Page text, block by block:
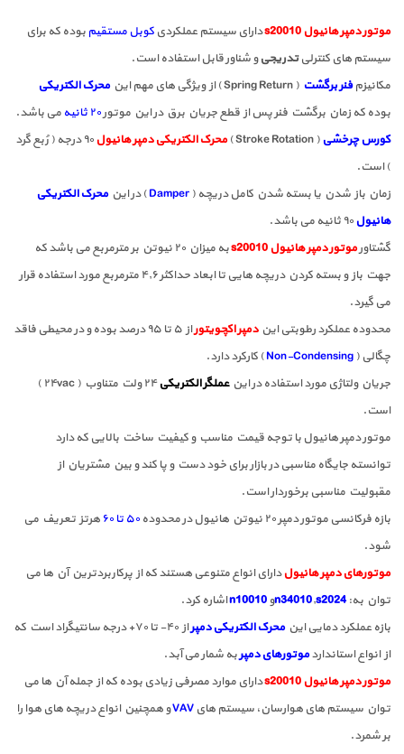
موتور دمپر هانیول s20010 دارای سیستم عملکردی کوبل مستقیم بوده که برای
سیستم های کنترلیتدریجیو شناور قابل استفاده است.
مکانیزمفنر برگشت ( Spring Return ) از ویژگی های مهم این
محرک الکتریکی
بوده که زمان برگشت فنر پس از قطع جریان برق در این موتور۲۰ ثانیه
می باشد.
کورس چرخشی ( Stroke Rotation ) محرک الکتریکی دمپر هانیول
۹۰ درجه ( رُبع گرد
) است.
زمان باز شدن یا بسته شدن کامل دریچه ( Damper) در اینمحرک الکتریکی
هانیول
گشتاورموتور دمپر هانیول s20010
به میزان ۲۰ نیوتن بر مترمربع می باشد که
جهت باز و بسته کردن دریچه هایی تا ابعاد حداکثر ۴٫۶ مترمربع مورد استفاده قرار
می گیرد.
محدوده عملکرد رطوبتی ایندمپر اکچویتور
از ۵ تا ۹۵ درصد بوده و در محیطی فاقد
چگالی ( Non-Condensing) کارکرد دارد.
جریان ولتاژی مورد استفاده در اینعملگر الکتریکی
۲۴ ولت متناوب ( ۲۴vac )
است.
موتور دمپر هانیول با توجه قیمت مناسب و کیفیت ساخت بالایی که دارد
توانسته جایگاه مناسبی در بازار برای خود دست و پا کند و بین مشتریان از
مقبولیت مناسبی برخوردار است.
بازه فرکانسی موتور دمپر ۲۰ نیوتن هانیول در محدوده
۵۰ تا ۶۰
هرتز تعریف می
شود.
موتورهای دمپر هانیول دارای انواع متنوعی هستند که از پرکاربردترین آن ها می
توان به:s2024
,
n34010وn10010اشاره کرد.
بازه عملکرد دمایی اینمحرک الکتریکی دمپر
از ۴۰- تا ۷۰+ درجه سانتیگراد است که
از انواع استانداردموتورهای دمپربه شمار می آبد.
موتور دمپر هانیول s20010
دارای موارد مصرفی زیادی بوده که از جمله آن ها می
توان سیستم های هوارسان، سیستم های VAVو همچنین انواع دریچه های هوا را
بر شمرد.